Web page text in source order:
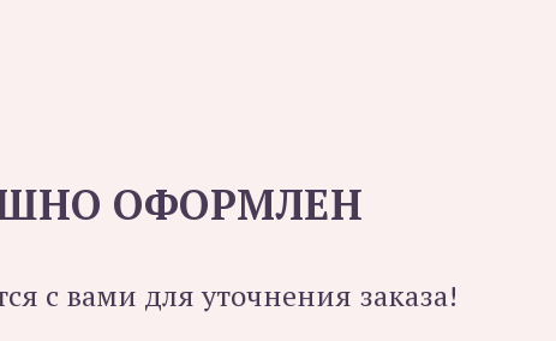
ОФОРМЛЕН
с вами для уточнения заказа!